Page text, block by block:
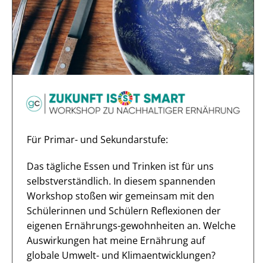
Für Primar- und Sekundarstufe:
Das tägliche Essen und Trinken ist für uns
selbstverständlich. In diesem spannenden
Workshop stoßen wir gemeinsam mit den
Schülerinnen und Schülern Reflexionen der
eigenen Ernährungs-gewohnheiten an. Welche
Auswirkungen hat meine Ernährung auf
globale Umwelt- und Klimaentwicklungen?